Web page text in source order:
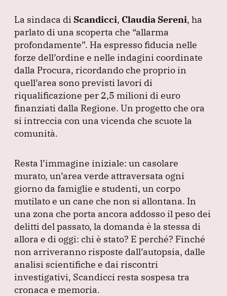
La sindaca di Scandicci, Claudia Sereni, ha
parlato di una scoperta che “allarma
profondamente”. Ha espresso fiducia nelle
forze dell’ordine e nelle indagini coordinate
dalla Procura, ricordando che proprio in
quell’area sono previsti lavori di
riqualificazione per 2,5 milioni di euro
finanziati dalla Regione. Un progetto che ora
si intreccia con una vicenda che scuote la
comunità.
Resta l’immagine iniziale: un casolare
murato, un’area verde attraversata ogni
giorno da famiglie e studenti, un corpo
mutilato e un cane che non si allontana. In
una zona che porta ancora addosso il peso dei
delitti del passato, la domanda è la stessa di
allora e di oggi: chi è stato? E perché? Finché
non arriveranno risposte dall’autopsia, dalle
analisi scientifiche e dai riscontri
investigativi, Scandicci resta sospesa tra
cronaca e memoria.